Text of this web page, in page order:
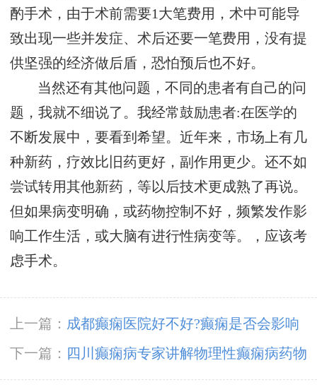
酌手术，由于术前需要1大笔费用，术中可能导
致出现一些并发症、术后还要一笔费用，没有提
供坚强的经济做后盾，恐怕预后也不好。
当然还有其他问题，不同的患者有自己的问
题，我就不细说了。我经常鼓励患者:在医学的
不断发展中，要看到希望。近年来，市场上有几
种新药，疗效比旧药更好，副作用更少。还不如
尝试转用其他新药，等以后技术更成熟了再说。
但如果病变明确，或药物控制不好，频繁发作影
响工作生活，或大脑有进行性病变等。，应该考
虑手术。
上一篇： 成都癫痫医院好不好?癫痫是否会影响
小儿智力?
下一篇：
四川癫痫病专家讲解物理性癫痫病药物
治疗